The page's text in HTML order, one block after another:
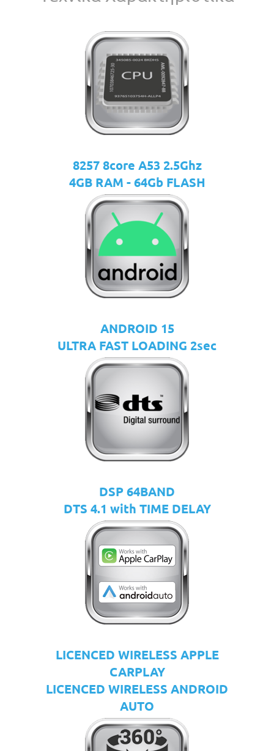
8257 8core A53 2.5Ghz
4GB RAM - 64Gb FLASH
ANDROID 15
ULTRA FAST LOADING 2sec
DSP 64BAND
DTS 4.1 with TIME DELAY
LICENCED WIRELESS APPLE
CARPLAY
LICENCED WIRELESS ANDROID
AUTO